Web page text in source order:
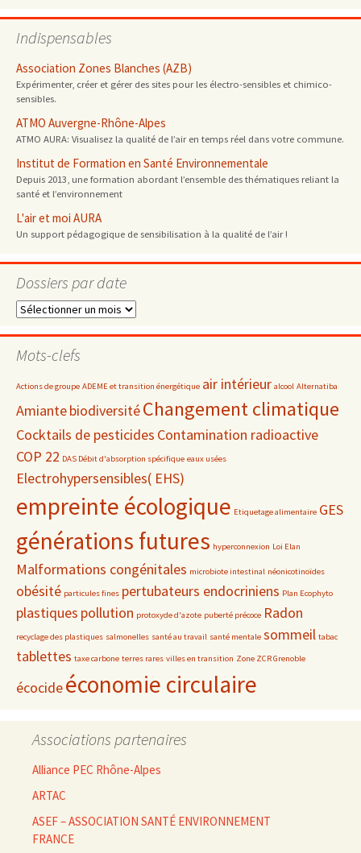
Indispensables
Association Zones Blanches (AZB)
Expérimenter, créer et gérer des sites pour les électro-sensibles et chimico-
sensibles.
ATMO Auvergne-Rhône-Alpes
ATMO AURA: Visualisez la qualité de l’air en temps réel dans votre commune.
Institut de Formation en Santé Environnementale
Depuis 2013, une formation abordant l’ensemble des thématiques reliant la
santé et l’environnement
L'air et moi AURA
Un support pédagogique de sensibilisation à la qualité de l’air !
Dossiers par date
Dossiers
date
Mots-clefs
Actions de groupe ADEME et transition énergétique air intérieur alcool Alternatiba
AmiantebiodiversitéChangement climatique
Cocktails de pesticides Contamination radioactive
COP 22 DAS Débit d'absorption spécifique eaux usées
Electrohypersensibles( EHS)
empreinte écologique Etiquetage alimentaire GES
générations futures hyperconnexion Loi Elan
Malformations congénitales microbiote intestinal néonicotinoïdes
obésité particules fines pertubateurs endocriniens Plan Ecophyto
plastiques pollution protoxyde d'azote puberté précoce Radon
recyclage des plastiques salmonelles santé au travail santé mentale sommeil tabac
tablettes taxe carbone terres rares villes en transition Zone ZCR Grenoble
écocideéconomie circulaire
Associations partenaires
Alliance PEC Rhône-Alpes
ARTAC
ASEF – ASSOCIATION SANTÉ ENVIRONNEMENT
FRANCE